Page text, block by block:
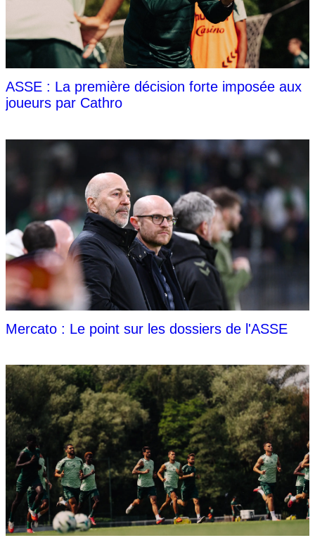
ASSE : La première décision forte imposée aux
joueurs par Cathro
Mercato : Le point sur les dossiers de l'ASSE